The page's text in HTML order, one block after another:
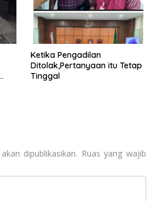
Ketika Pengadilan
Ditolak,Pertanyaan itu Tetap
Tinggal
dipublikasikan. Ruas yang wajib